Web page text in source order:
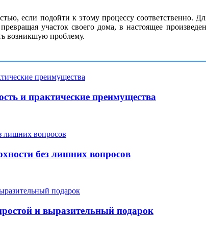
если подойти к этому процессу соответственно.
участок своего дома, в настоящее
возникшую проблему.
и практические преимущества
без лишних вопросов
и выразительный подарок